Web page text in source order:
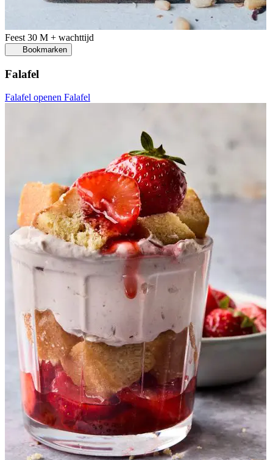
Feest 30 M + wachttijd
Bookmarken
Falafel
Falafel openen Falafel